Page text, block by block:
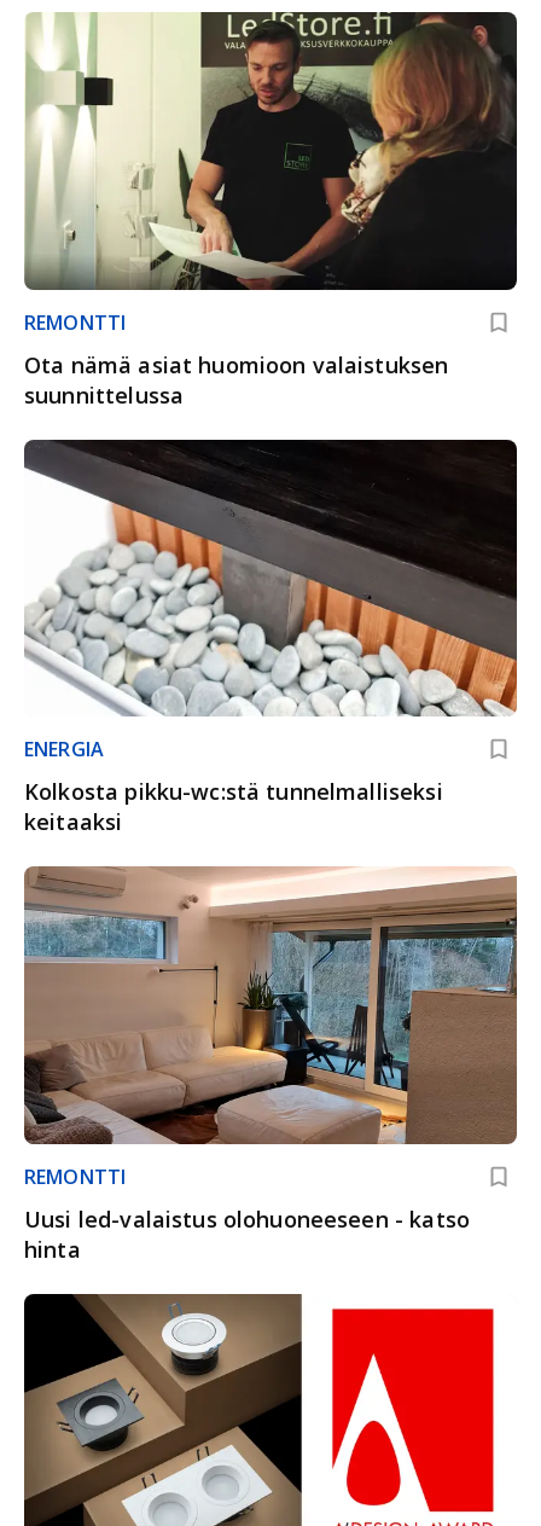
REMONTTI
Ota nämä asiat huomioon valaistuksen
suunnittelussa
ENERGIA
Kolkosta pikku-wc:stä tunnelmalliseksi
keitaaksi
REMONTTI
Uusi led-valaistus olohuoneeseen - katso
hinta